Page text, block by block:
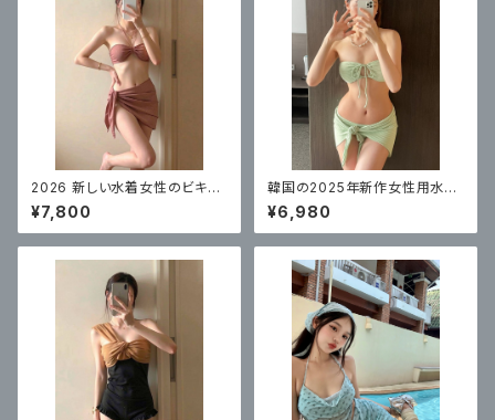
2026 新しい水着女性のビキニ
スプリットセクシーなスリーピー
ス水着、美しくてハイエンド
¥7,800
韓国の2025年新作女性用水
着、セクシーな女の子がビーチ
でセクシーに見せるための高級
バンドゥビキニ3点セット
¥6,980